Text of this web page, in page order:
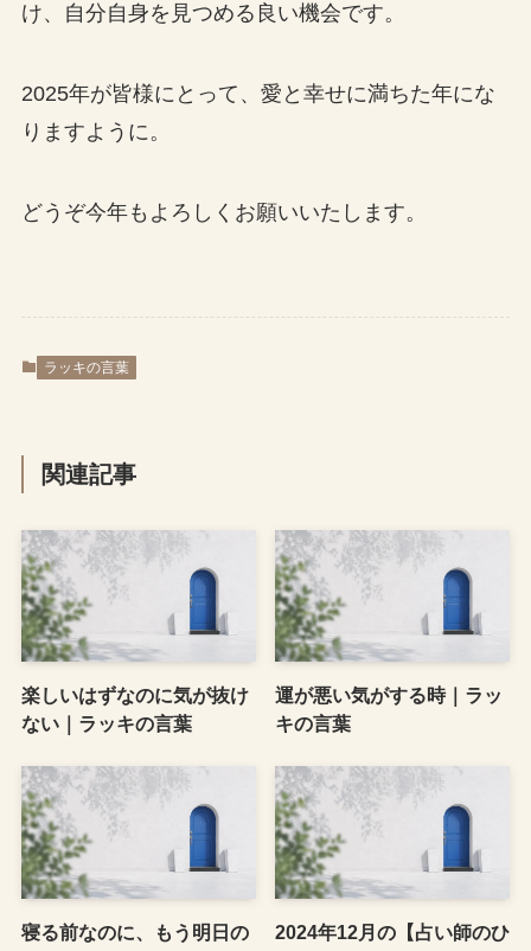
け、自分自身を見つめる良い機会です。
2025年が皆様にとって、愛と幸せに満ちた年にな
りますように。
どうぞ今年もよろしくお願いいたします。
ラッキの言葉
関連記事
楽しいはずなのに気が抜け
ない｜ラッキの言葉
運が悪い気がする時｜ラッ
キの言葉
寝る前なのに、もう明日の
2024年12月の【占い師のひ